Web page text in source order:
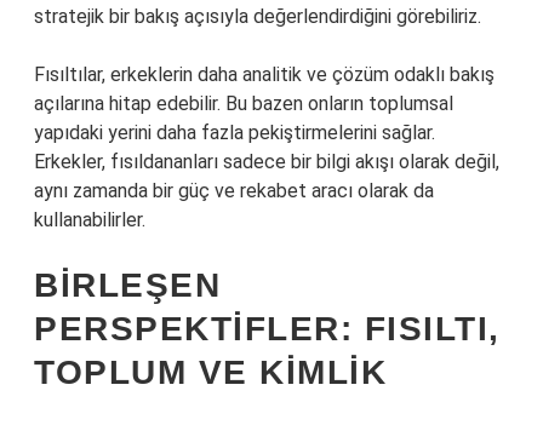
stratejik bir bakış açısıyla değerlendirdiğini görebiliriz.
Fısıltılar, erkeklerin daha analitik ve çözüm odaklı bakış
açılarına hitap edebilir. Bu bazen onların toplumsal
yapıdaki yerini daha fazla pekiştirmelerini sağlar.
Erkekler, fısıldananları sadece bir bilgi akışı olarak değil,
aynı zamanda bir güç ve rekabet aracı olarak da
kullanabilirler.
BIRLEŞEN
PERSPEKTIFLER: FISILTI,
TOPLUM VE KIMLIK